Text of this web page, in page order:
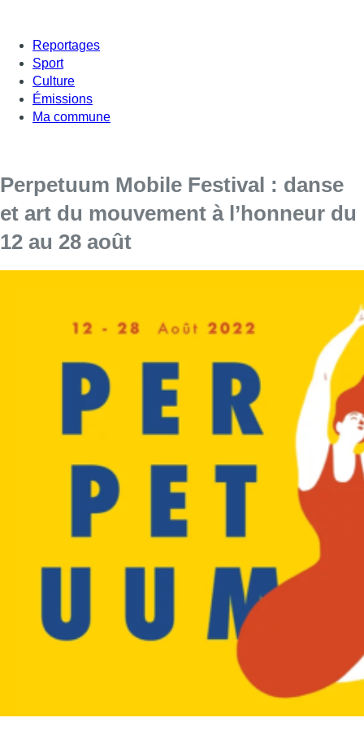
Reportages
Sport
Culture
Émissions
Ma commune
Perpetuum Mobile Festival : danse
et art du mouvement à l’honneur du
12 au 28 août